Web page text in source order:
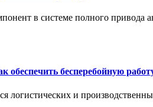
в системе полного привода
обеспечить бесперебойную
логистических и